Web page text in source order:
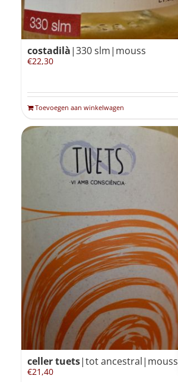
costadilà|330 slm|mouss
€22,30
Toevoegen aan winkelwagen
celler tuets|tot ancestral|mouss
€21,40